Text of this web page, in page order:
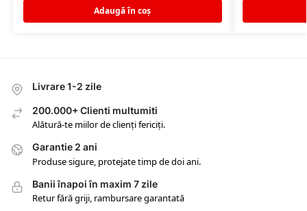
Adaugă în coș
Livrare 1-2 zile
200.000+ Clienti multumiti
Alătură-te miilor de clienți fericiți.
Garantie 2 ani
Produse sigure, protejate timp de doi ani.
Banii înapoi în maxim 7 zile
Retur fără griji, rambursare garantată